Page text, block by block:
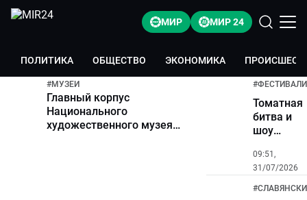
МИР МИР 24
ПОЛИТИКА ОБЩЕСТВО ЭКОНОМИКА
#МУЗЕИ
Главный корпус
Национального
художественного музея
#ФЕСТИВАЛИ
Томатная
битва и
шоу
в
Ивье
09:51,
31/07/2026
#